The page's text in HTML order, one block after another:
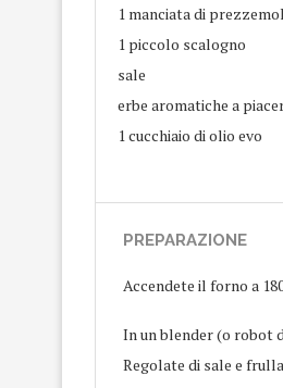
1 manciata di
1 piccolo scalogno
sale
erbe aromatiche a
1 cucchiaio di olio evo
PREPARAZIONE
Accendete il forno a
In un blender (o robot
Regolate di sale e